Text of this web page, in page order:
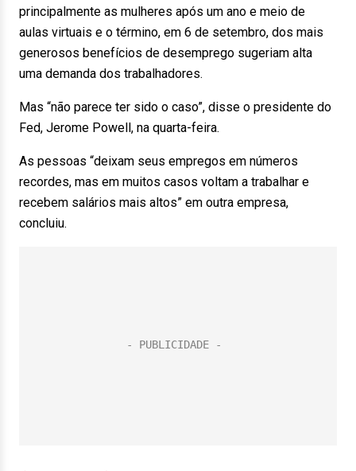
principalmente as mulheres após um ano e meio de
aulas virtuais e o término, em 6 de setembro, dos mais
generosos benefícios de desemprego sugeriam alta
uma demanda dos trabalhadores.
Mas “não parece ter sido o caso”, disse o presidente do
Fed, Jerome Powell, na quarta-feira.
As pessoas “deixam seus empregos em números
recordes, mas em muitos casos voltam a trabalhar e
recebem salários mais altos” em outra empresa,
concluiu.